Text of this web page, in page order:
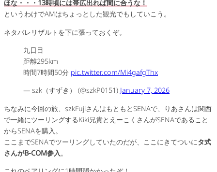
ほな・・・13時頃には帯広出れば間に合うな！
というわけでAMはちょっとした観光でもしていこう。
ネタバレリザルトを下に張っておくぞ。
九日目
距離295km
時間7時間50分 pic.twitter.com/Mi4gafgThx
— szk（すずき） (@szkP0151) January 7, 2026
ちなみに今回の旅、szkFujiさんはもともとSENAで、りあさんは関西
で一緒にツーリングするKiki兄貴とえーこくさんがSENAであること
からSENAを購入。
ここまでSENAでツーリングしていたのだが、ここにきてついにタ式
さんがB-COM参入 。